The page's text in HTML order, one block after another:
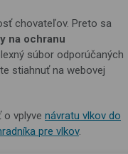
chovateľov. Preto sa
na ochranu
súbor odporúčaných
stiahnuť na webovej
vplyve návratu vlkov do
pre vlkov.